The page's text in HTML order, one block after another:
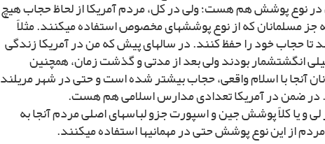
نوع پوشش هم هست؛ ولى در کل، مردم آمریکا از لحاظ حجاب هیچ
جز مسلمانان که از نوع پوشش‏هاى مخصوص استفاده مى‏کنند. مثلاً
تا حجاب خود را حفظ کنند. در سال‏هاى پیش که من در آمریکا زندگى
انگشت‏شمار بودند ولى بعد از مدتى و گذشت زمان، همچنین
آنجا با اسلام واقعى، حجاب بیشتر شده است و حتى در شهر مریلند
ضمن در آمریکا تعدادى مدارس اسلامى هم هست.
لى و یا کلاً پوشش جین و اسپورت جزو لباس‏هاى اصلى مردم آنجا به
از این نوع پوشش حتى در مهمانى‏ها استفاده مى‏کنند.